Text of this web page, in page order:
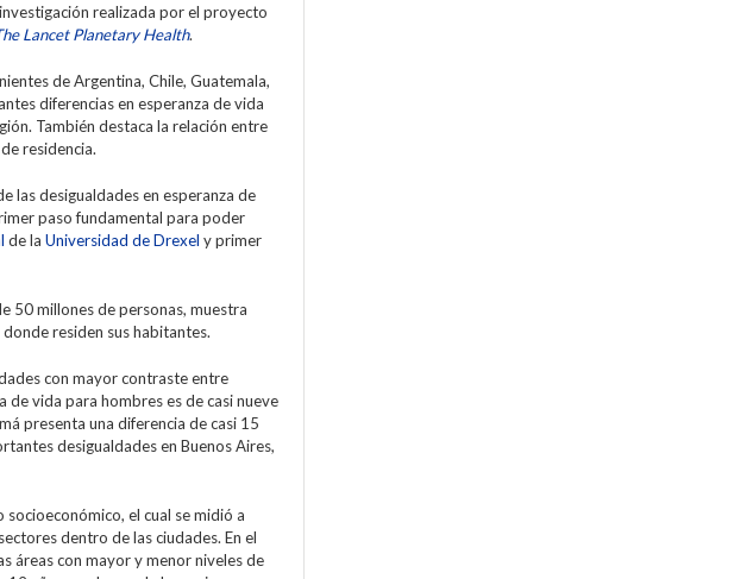
realizada por el proyecto
Lancet Planetary Health.
de Argentina, Chile, Guatemala,
diferencias en esperanza de vida
También destaca la relación entre
residencia.
las desigualdades en esperanza de
paso fundamental para poder
de la Universidad de Drexel y primer
50 millones de personas, muestra
residen sus habitantes.
con mayor contraste entre
de vida para hombres es de casi nueve
presenta una diferencia de casi 15
desigualdades en Buenos Aires,
el cual se midió a
dentro de las ciudades. En el
áreas con mayor y menor niveles de